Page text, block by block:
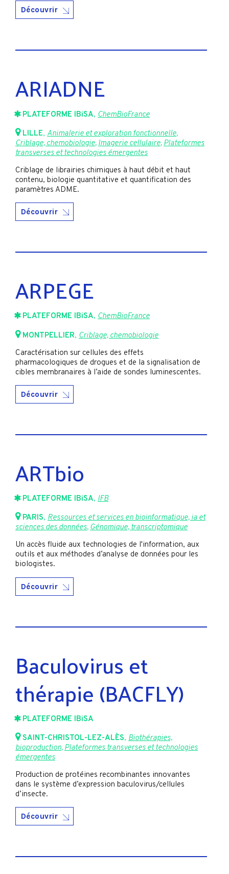
Découvrir
ARIADNE
PLATEFORME IBiSA, ChemBioFrance
LILLE, Animalerie et exploration fonctionnelle,
Criblage, chemobiologie, Imagerie cellulaire, Plateformes
transverses et technologies émergentes
Criblage de librairies chimiques à haut débit et haut
contenu, biologie quantitative et quantification des
paramètres ADME.
Découvrir
ARPEGE
PLATEFORME IBiSA, ChemBioFrance
MONTPELLIER, Criblage, chemobiologie
Caractérisation sur cellules des effets
pharmacologiques de drogues et de la signalisation de
cibles membranaires à l’aide de sondes luminescentes.
Découvrir
ARTbio
PLATEFORME IBiSA, IFB
PARIS, Ressources et services en bioinformatique, ia et
sciences des données,Génomique, transcriptomique
Un accès fluide aux technologies de l'information, aux
outils et aux méthodes d’analyse de données pour les
biologistes.
Découvrir
Baculovirus et
thérapie (BACFLY)
PLATEFORME IBiSA
SAINT-CHRISTOL-LEZ-ALÈS, Biothérapies,
bioproduction,Plateformes transverses et technologies
émergentes
Production de protéines recombinantes innovantes
dans le système d’expression baculovirus/cellules
d’insecte.
Découvrir